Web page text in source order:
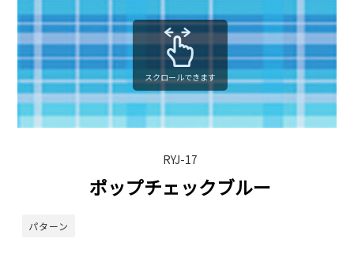
スクロールできます
RYJ-17
ポップチェックブルー
パターン